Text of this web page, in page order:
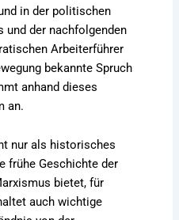
in der politischen
und der nachfolgenden
Arbeiterführer
bekannte Spruch
anhand dieses
an.
nur als historisches
frühe Geschichte der
bietet, für
auch wichtige